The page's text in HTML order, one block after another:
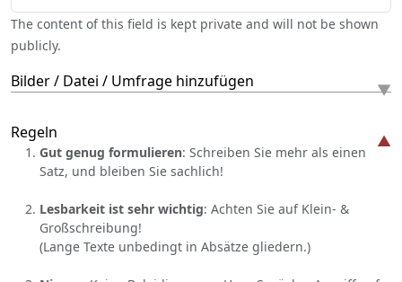
The content of this field is kept private and will not be shown
publicly.
Bilder / Datei / Umfrage hinzufügen
Regeln
Gut genug formulieren: Schreiben Sie mehr als einen
Satz, und bleiben Sie sachlich!
Lesbarkeit ist sehr wichtig: Achten Sie auf Klein- &
Großschreibung!
(Lange Texte unbedingt in Absätze gliedern.)